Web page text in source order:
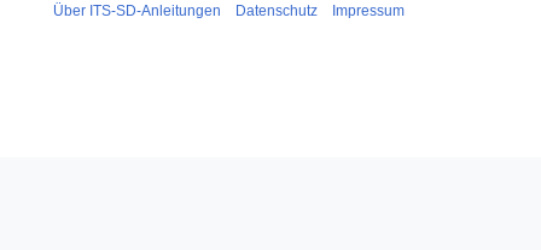
Über ITS-SD-Anleitungen Datenschutz Impressum